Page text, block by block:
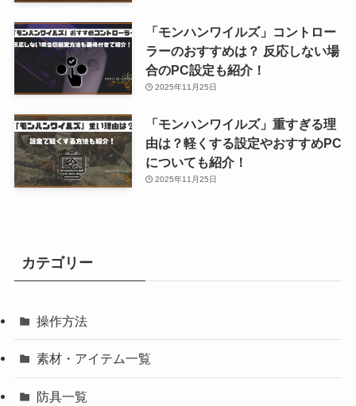
「モンハンワイルズ」コントロー
ラーのおすすめは？ 反応しない場
合のPC設定も紹介！
2025年11月25日
「モンハンワイルズ」重すぎる理
由は？軽くする設定やおすすめPC
についても紹介！
2025年11月25日
カテゴリー
操作方法
素材・アイテム一覧
防具一覧